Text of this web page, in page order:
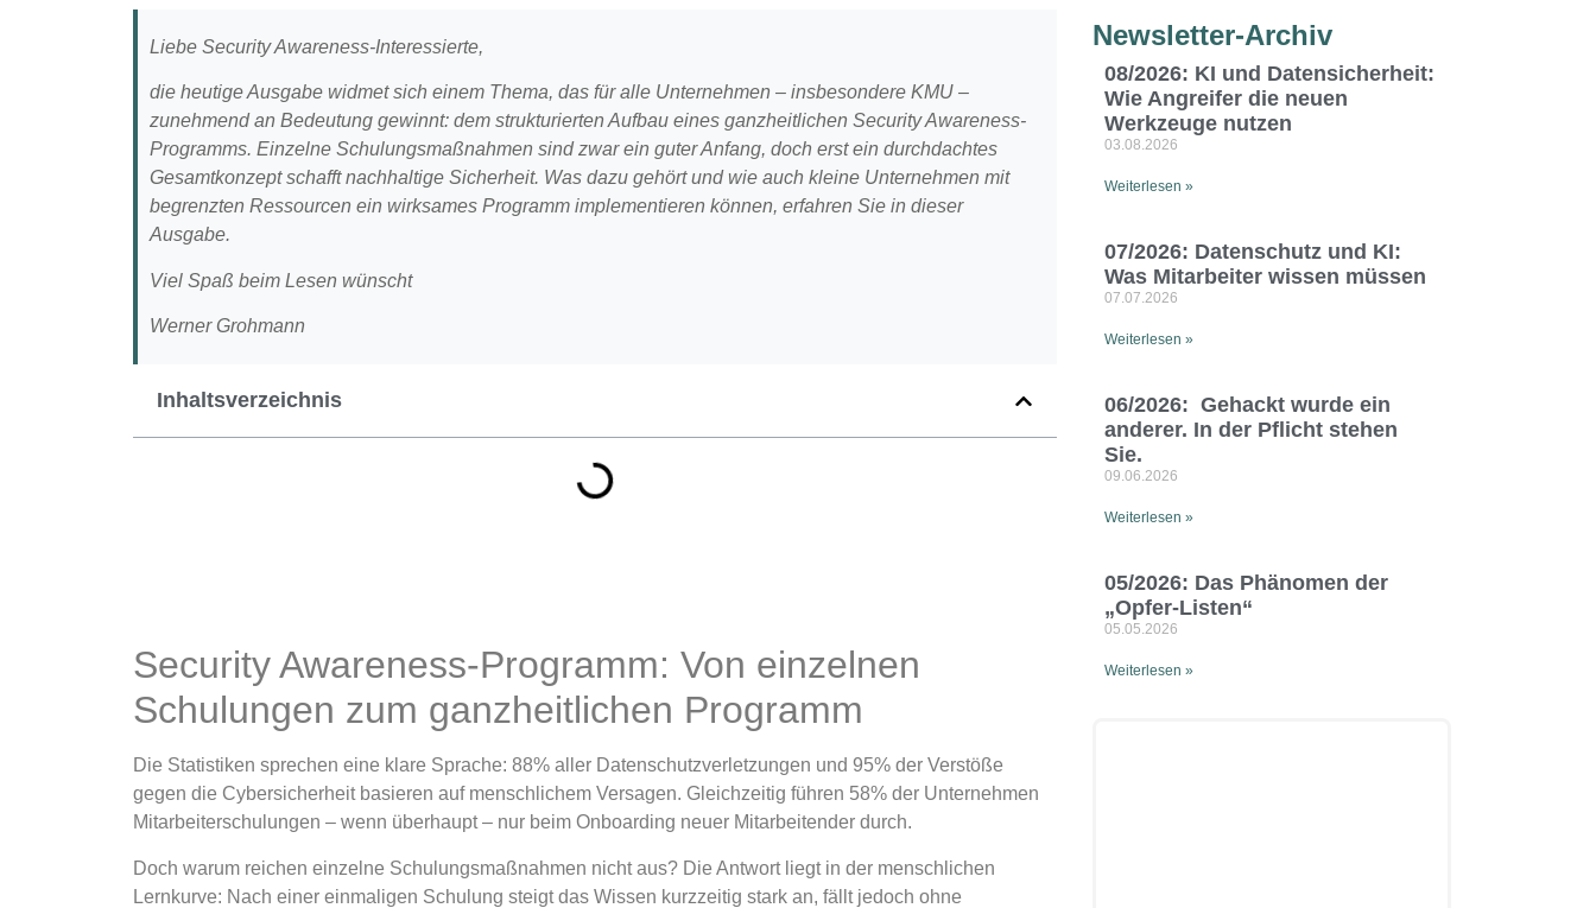
Liebe Security Awareness-Interessierte,
die heutige Ausgabe widmet sich einem Thema, das für alle Unternehmen – insbesondere KMU –
zunehmend an Bedeutung gewinnt: dem strukturierten Aufbau eines ganzheitlichen Security Awareness-
Programms. Einzelne Schulungsmaßnahmen sind zwar ein guter Anfang, doch erst ein durchdachtes
Gesamtkonzept schafft nachhaltige Sicherheit. Was dazu gehört und wie auch kleine Unternehmen mit
begrenzten Ressourcen ein wirksames Programm implementieren können, erfahren Sie in dieser
Ausgabe.
Viel Spaß beim Lesen wünscht
Werner Grohmann
Inhaltsverzeichnis
Security Awareness-Programm: Von einzelnen
Schulungen zum ganzheitlichen Programm
Die Statistiken sprechen eine klare Sprache: 88% aller Datenschutzverletzungen und 95% der Verstöße
gegen die Cybersicherheit basieren auf menschlichem Versagen. Gleichzeitig führen 58% der Unternehmen
Mitarbeiterschulungen – wenn überhaupt – nur beim Onboarding neuer Mitarbeitender durch.
Doch warum reichen einzelne Schulungsmaßnahmen nicht aus? Die Antwort liegt in der menschlichen
Lernkurve: Nach einer einmaligen Schulung steigt das Wissen kurzzeitig stark an, fällt jedoch ohne
Newsletter-Archiv
08/2026: KI und Datensicherheit:
Wie Angreifer die neuen
Werkzeuge nutzen
03.08.2026
Weiterlesen »
07/2026: Datenschutz und KI:
Was Mitarbeiter wissen müssen
07.07.2026
Weiterlesen »
06/2026: Gehackt wurde ein
anderer. In der Pflicht stehen
Sie.
09.06.2026
Weiterlesen »
05/2026: Das Phänomen der
„Opfer-Listen“
05.05.2026
Weiterlesen »